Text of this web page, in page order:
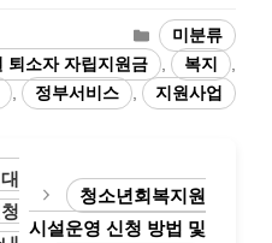
카
테
고
리
미분류
퇴소자 자립지원금 , 복지
,
, 정부서비스 , 지원사업
청소년회복지원
시설운영 신청 방법 및